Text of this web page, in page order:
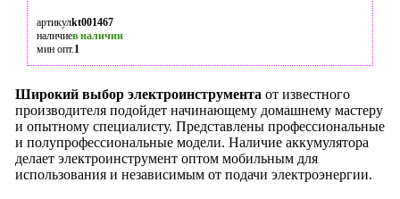
артикулkt001467
наличиев наличии
мин опт.1
Широкий выбор электроинструмента от известного
производителя подойдет начинающему домашнему мастеру
и опытному специалисту. Представлены профессиональные
и полупрофессиональные модели. Наличие аккумулятора
делает электроинструмент оптом мобильным для
использования и независимым от подачи электроэнергии.